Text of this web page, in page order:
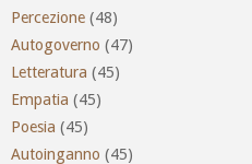
Percezione (48)
Autogoverno (47)
Letteratura (45)
Empatia (45)
Poesia (45)
Autoinganno (45)